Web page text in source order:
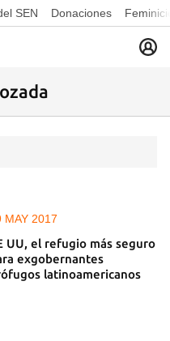
SEN Donaciones
MAY 2017
UU, el refugio más seguro
exgobernantes
latinoamericanos